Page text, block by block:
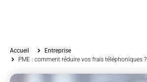
Accueil
Entreprise
PME : comment réduire vos frais téléphoniques ?